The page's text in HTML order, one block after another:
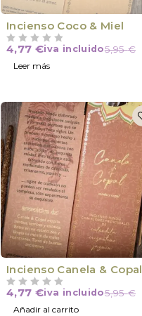
VÍCTIMA DE SU ÉXITO
Incienso Coco & Miel
5,95€
4,77 €iva incluido
Leer más
Incienso Canela & Copal
5,95€
4,77 €iva incluido
Añadir al carrito